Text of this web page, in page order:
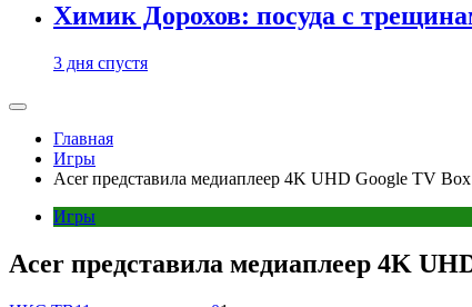
Химик Дорохов: посуда с
3 дня спустя
Главная
Игры
Acer представила медиаплеер 4K UHD Google TV
Игры
Acer представила медиаплеер 4K